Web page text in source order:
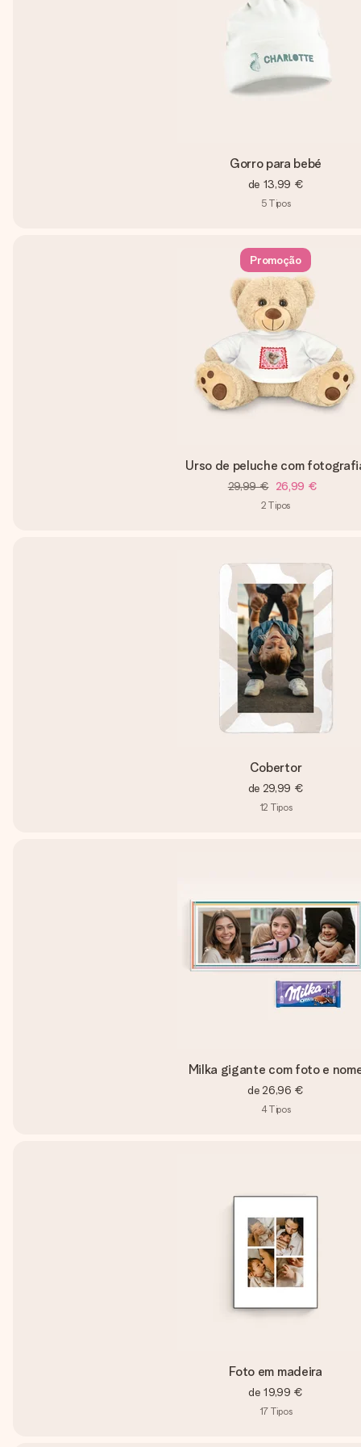
Gorro para bebé
de 13,99 €
5 Tipos
Promoção
Urso de peluche com
29,99 € 26,99 €
2 Tipos
Cobertor
de 29,99 €
12 Tipos
Milka gigante com foto e
de 26,96 €
4Tipos
Foto em madeira
de 19,99 €
17 Tipos